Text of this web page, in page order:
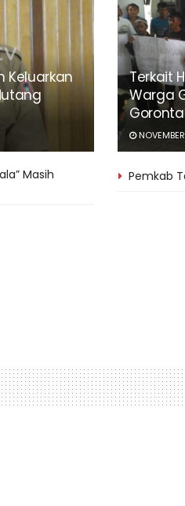
Keluarkan
Terkait
Warga
Masih
Pemkab